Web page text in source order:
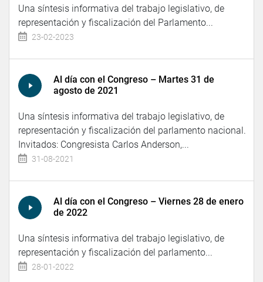
Una síntesis informativa del trabajo legislativo, de
representación y fiscalización del Parlamento...
23-02-2023
Al día con el Congreso – Martes 31 de
agosto de 2021
Una síntesis informativa del trabajo legislativo, de
representación y fiscalización del parlamento nacional.
Invitados: Congresista Carlos Anderson,...
31-08-2021
Al día con el Congreso – Viernes 28 de enero
de 2022
Una síntesis informativa del trabajo legislativo, de
representación y fiscalización del parlamento...
28-01-2022